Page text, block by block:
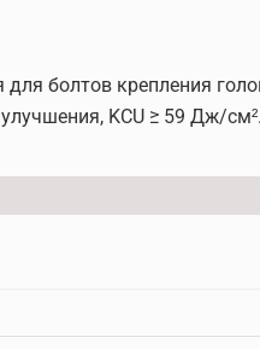
болтов крепления
KCU ≥ 59 Дж/